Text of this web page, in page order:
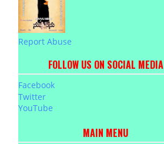
Report Abuse
FOLLOW US ON SOCIAL MEDIA
Facebook
Twitter
YouTube
MAIN MENU